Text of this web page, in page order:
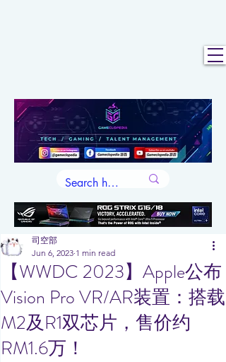
【WWDC 2023】Apple公布
Vision Pro VR/AR装置：搭载
M2及R1双芯片，售价约
RM1.6万！
司空部
Jun 6, 2023 1 min read